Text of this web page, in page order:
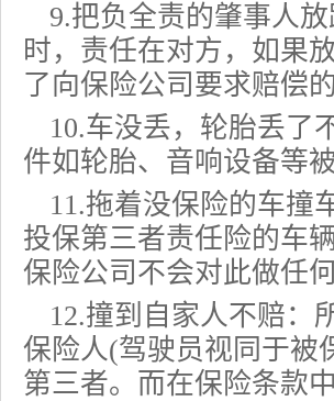
9.把负全责的肇事人
时，责任在对方，如果
了向保险公司要求赔偿的
10.车没丢，轮胎丢了
件如轮胎、音响设备等
11.拖着没保险的车撞
投保第三者责任险的车
保险公司不会对此做任何
12.撞到自家人不赔：
保险人(驾驶员视同于被
第三者。而在保险条款